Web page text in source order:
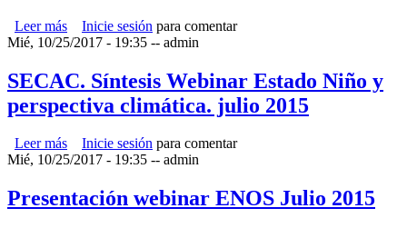
Leer más sobre Presentación Webinar Analógos Climaticos
Inicie sesión para comentar
Mié, 10/25/2017 - 19:35 -- admin
SECAC. Síntesis Webinar Estado Niño y
perspectiva climática. julio 2015
Leer más sobre SECAC. Síntesis Webinar Estado Niño y perspectiva
climática. julio 2015
Inicie sesión para comentar
Mié, 10/25/2017 - 19:35 -- admin
Presentación webinar ENOS Julio 2015